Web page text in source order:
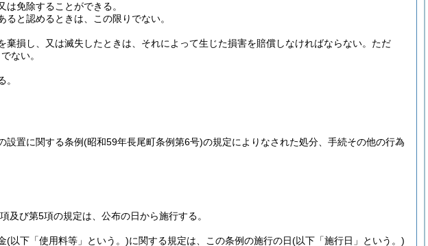
免除することができる。
と認めるときは、この限りでない。
損し、又は滅失したときは、それによって生じた損害を賠償しなければならない。 ただ
ない。
設置に関する条例(昭和59年長尾町条例第6号)の規定によりなされた処分、手続その他の行為
及び第5項の規定は、公布の日から施行する。
(以下「使用料等」という。)に関する規定は、この条例の施行の日(以下「施行日」という。)